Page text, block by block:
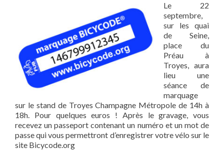
Le 22
septembre,
sur les quai
de Seine,
place du
Préau à
Troyes, aura
lieu une
séance de
marquage
sur le stand de Troyes Champagne Métropole de 14h à
18h. Pour quelques euros ! Après le gravage, vous
recevez un passeport contenant un numéro et un mot de
passe qui vous permettront d’enregistrer votre vélo sur le
site Bicycode.org